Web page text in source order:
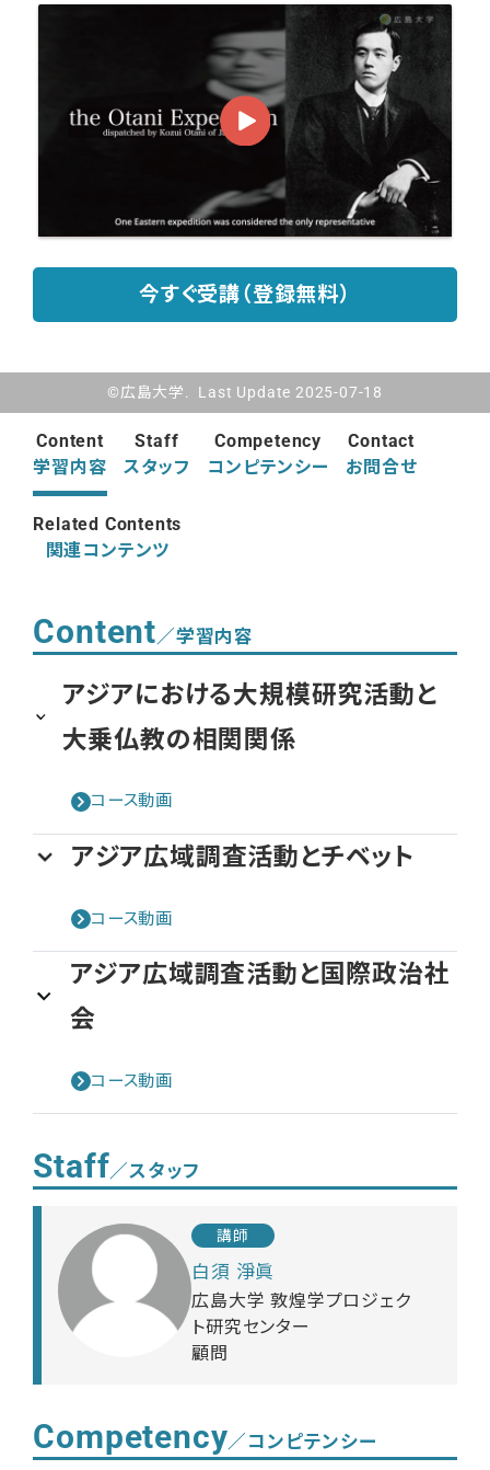
今すぐ受講（登録無料）
©広島大学. Last Update 2025-07-18
Content
学習内容
Staff
スタッフ
Competency
コンピテンシー
Contact
お問合せ
Related Contents
関連コンテンツ
Content／学習内容
アジアにおける大規模研究活動と
大乗仏教の相関関係
コース動画
アジア広域調査活動とチベット
コース動画
アジア広域調査活動と国際政治社
会
コース動画
Staff／スタッフ
講師
白須 淨眞
広島大学 敦煌学プロジェク
ト研究センター
顧問
Competency／コンピテンシー